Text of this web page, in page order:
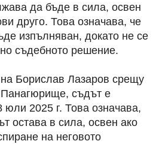
да бъде в сила, освен
друго. Това означава, че
изпълняван, докато не се
съдебното решение.
на Борислав Лазаров срещу
съдът е
юли 2025 г. Това означава,
остава в сила, освен ако
на неговото